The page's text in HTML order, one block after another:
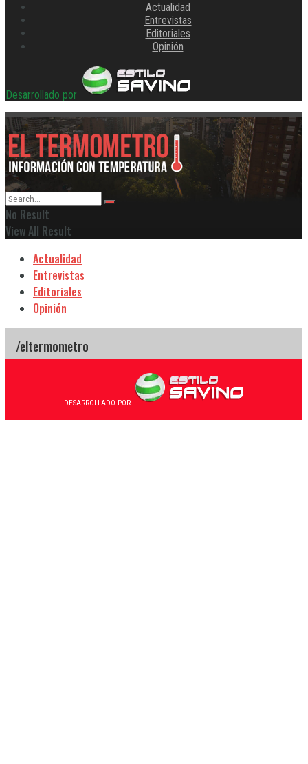
Actualidad
Entrevistas
Editoriales
Opinión
Desarrollado por
No Result
View All Result
Actualidad
Entrevistas
Editoriales
Opinión
DESARROLLADO POR